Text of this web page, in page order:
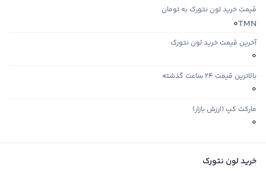
قیمت خرید لون نتورک به تومان
TMN
0
آخرین قیمت خرید لون نتورک
0
بالاترین قیمت ۲۴ ساعت گذشته
0
مارکت کپ (ارزش بازار)
0
خرید لون نتورک